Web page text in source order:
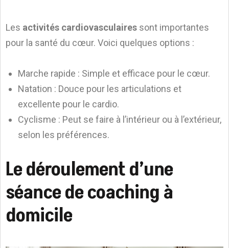
Les activités cardiovasculaires sont importantes
pour la santé du cœur. Voici quelques options :
Marche rapide : Simple et efficace pour le cœur.
Natation : Douce pour les articulations et
excellente pour le cardio.
Cyclisme : Peut se faire à l’intérieur ou à l’extérieur,
selon les préférences.
Le déroulement d’une
séance de coaching à
domicile